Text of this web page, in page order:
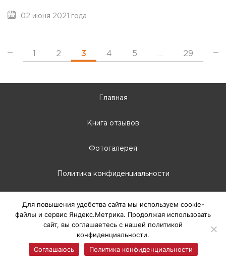
02 июня 2021 года
2 3 4 5 … 29
Главная
Книга отзывов
Фотогалерея
Политика конфиденциальности
г. Абакан, Крылова, 66-Б
© 2025 ТЦ Европа, г. Абакан
Для повышения удобства сайта мы используем соокіе-
файлы и сервис Яндекс.Метрика. Продолжая использовать
сайт, вы соглашаетесь с нашей политикой
конфиденциальности.
Соглашаюсь
Политика конфиденциальности